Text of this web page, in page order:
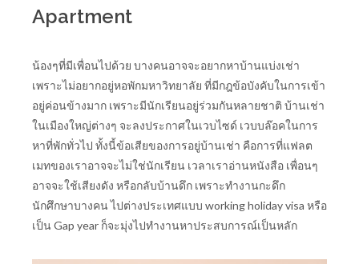
Apartment
น้องๆที่มีเพื่อนไปด้วย บางคนอาจจะอยากหาบ้านแบ่งเช่า
เพราะไม่อยากอยู่หอพักมหาวิทยาลัย ที่มีกฎข้อบังคับในการเข้า
อยู่ค่อนข้างมาก เพราะมีนักเรียนอยู่ร่วมกันหลายชาติ บ้านเช่า
ในเมืองใหญ่ต่างๆ จะลงประกาศในเวบไซด์ เวบบล๊อคในการ
หาที่พักทั่วไป ทั้งนี้ข้อเสียของการอยู่บ้านเช่า คือการที่แฟลต
เมทของเราอาจจะไม่ใช่นักเรียน เวลาเราอ่านหนังสือ เพื่อนๆ
อาจจะใช้เสียงดัง หรือกลับบ้านดึก เพราะทำงานกะดึก
นักศึกษาบางคน ไปต่างประเทศแบบ working holiday visa หรือ
เป็น Gap year ก็จะมุ่งไปทำงานหาประสบการณ์เป็นหลัก